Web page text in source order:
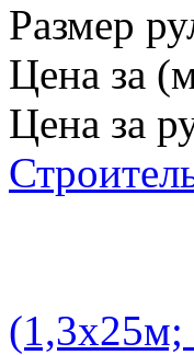
Размер
Цена за
Цена за
(1,3х25м;